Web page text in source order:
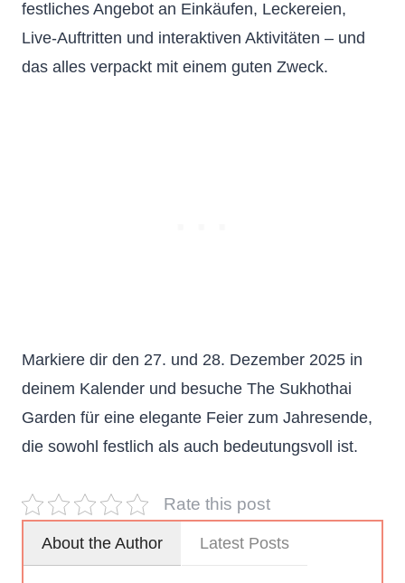
festliches Angebot an Einkäufen, Leckereien,
Live-Auftritten und interaktiven Aktivitäten – und
das alles verpackt mit einem guten Zweck.
Markiere dir den 27. und 28. Dezember 2025 in
deinem Kalender und besuche The Sukhothai
Garden für eine elegante Feier zum Jahresende,
die sowohl festlich als auch bedeutungsvoll ist.
Rate this post
About the Author Latest Posts